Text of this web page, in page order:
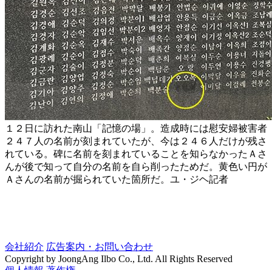
１２日に訪れた南山「記憶の場」。造成時には慰安婦被害者
２４７人の名前が刻まれていたが、今は２４６人だけが残さ
れている。碑に名前を刻まれていることを知らなかったＡさ
んが後で知って自分の名前を自ら削ったためだ。黄色い円が
Ａさんの名前が掘られていた箇所だ。ユ・ジヘ記者
会社紹介 広告案内・お問い合わせ
Copyright by JoongAng Ilbo Co., Ltd. All Rights Reserved